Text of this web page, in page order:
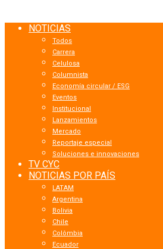
NOTICIAS
Todos
Carrera
Celulosa
Columnista
Economía circular / ESG
Eventos
Institucional
Lanzamientos
Mercado
Reportaje especial
Soluciones e innovaciones
TV CYC
NOTICIAS POR PAÍS
LATAM
Argentina
Bolivia
Chile
Colômbia
Ecuador